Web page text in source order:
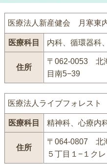
医療法人新産健会 月寒東
医療科目 内科、循環器科
住所
〒062-0053 北
目南5−39
医療法人ライブフォレス
医療科目 精神科、心療内
住所
〒064-0807 北
５丁目１−１ク